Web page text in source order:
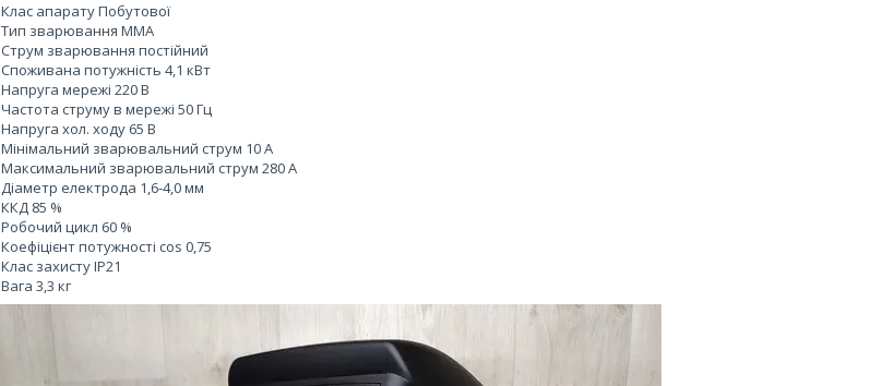
Клас апарату Побутової
Тип зварювання MMA
Струм зварювання постійний
Споживана потужність 4,1 кВт
Напруга мережі 220 В
Частота струму в мережі 50 Гц
Напруга хол. ходу 65 В
Мінімальний зварювальний струм 10 А
Максимальний зварювальний струм 280 А
Діаметр електрода 1,6-4,0 мм
ККД 85 %
Робочий цикл 60 %
Коефіцієнт потужності cos 0,75
Клас захисту IP21
Вага 3,3 кг